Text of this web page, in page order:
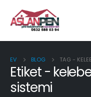
EV BLOG TAG -
Etiket -
sistemi